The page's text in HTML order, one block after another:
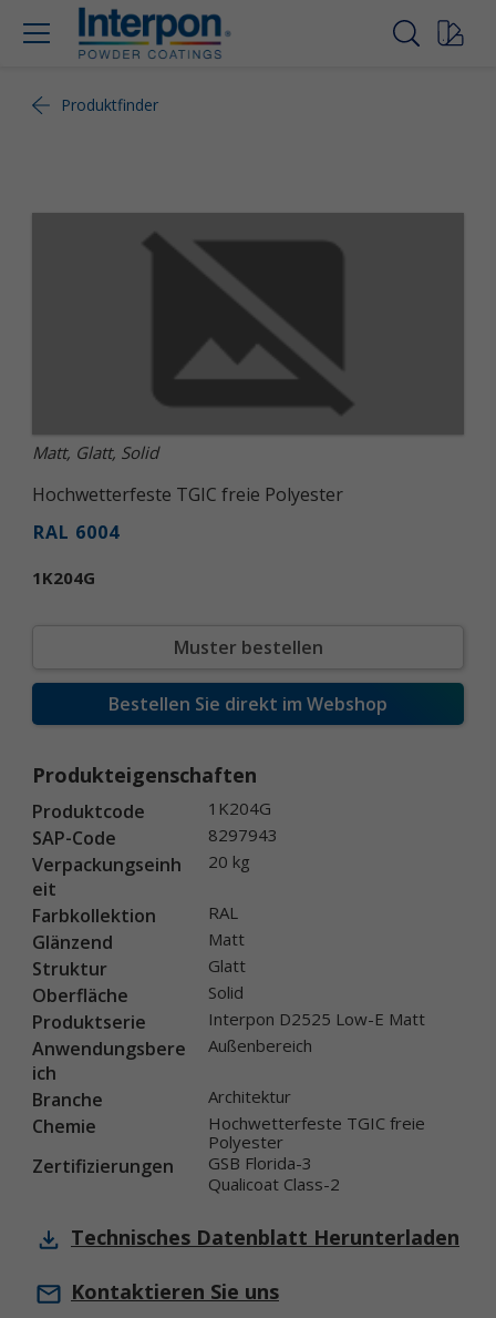
Produktfinder
Matt, Glatt, Solid
Hochwetterfeste TGIC freie Polyester
RAL 6004
1K204G
Muster bestellen
Bestellen Sie direkt im Webshop
Produkteigenschaften
Produktcode 1K204G
SAP-Code 8297943
Verpackungseinh
eit
20 kg
Farbkollektion RAL
Glänzend Matt
Struktur Glatt
Oberfläche Solid
Produktserie Interpon D2525 Low-E Matt
Anwendungsbere
ich
Außenbereich
Branche Architektur
Chemie
Hochwetterfeste TGIC freie
Polyester
Zertifizierungen
GSB Florida-3
Qualicoat Class-2
Technisches Datenblatt Herunterladen
Kontaktieren Sie uns